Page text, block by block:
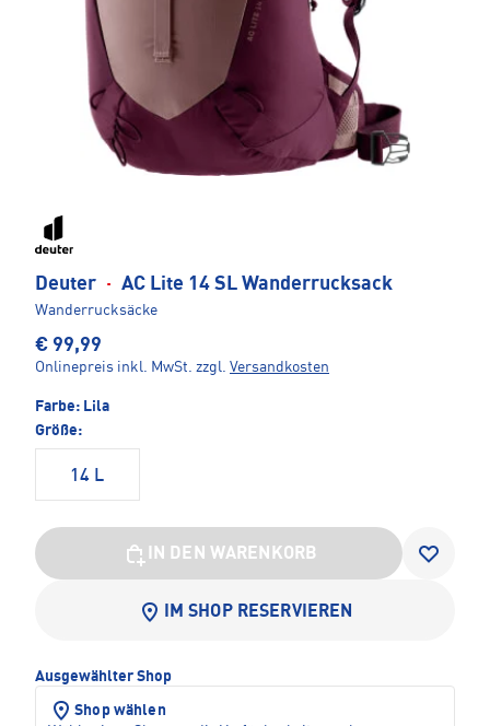
Deuter · AC Lite 14 SL Wanderrucksack
Wanderrucksäcke
€ 99,99
Onlinepreis inkl. MwSt. zzgl. Versandkosten
Farbe: Lila
Größe:
14 L
IN DEN WARENKORB
IM SHOP RESERVIEREN
Ausgewählter Shop
Shop wählen